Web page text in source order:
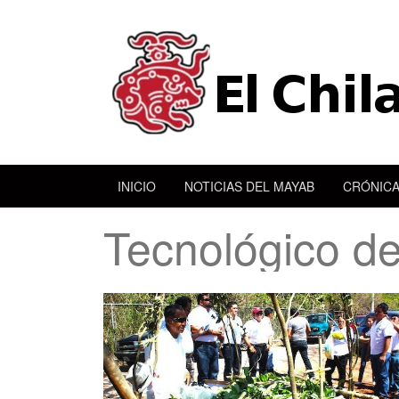
INICIO NOTICIAS DEL MAYAB
Tecnológico